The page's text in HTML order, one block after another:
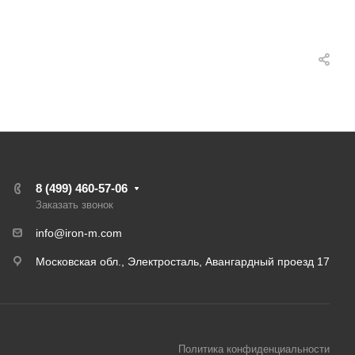
8 (499) 460-57-06
Заказать звонок
info@iron-m.com
Московская обл., Электросталь, Авангардный проезд 17
Политика конфиденциальности